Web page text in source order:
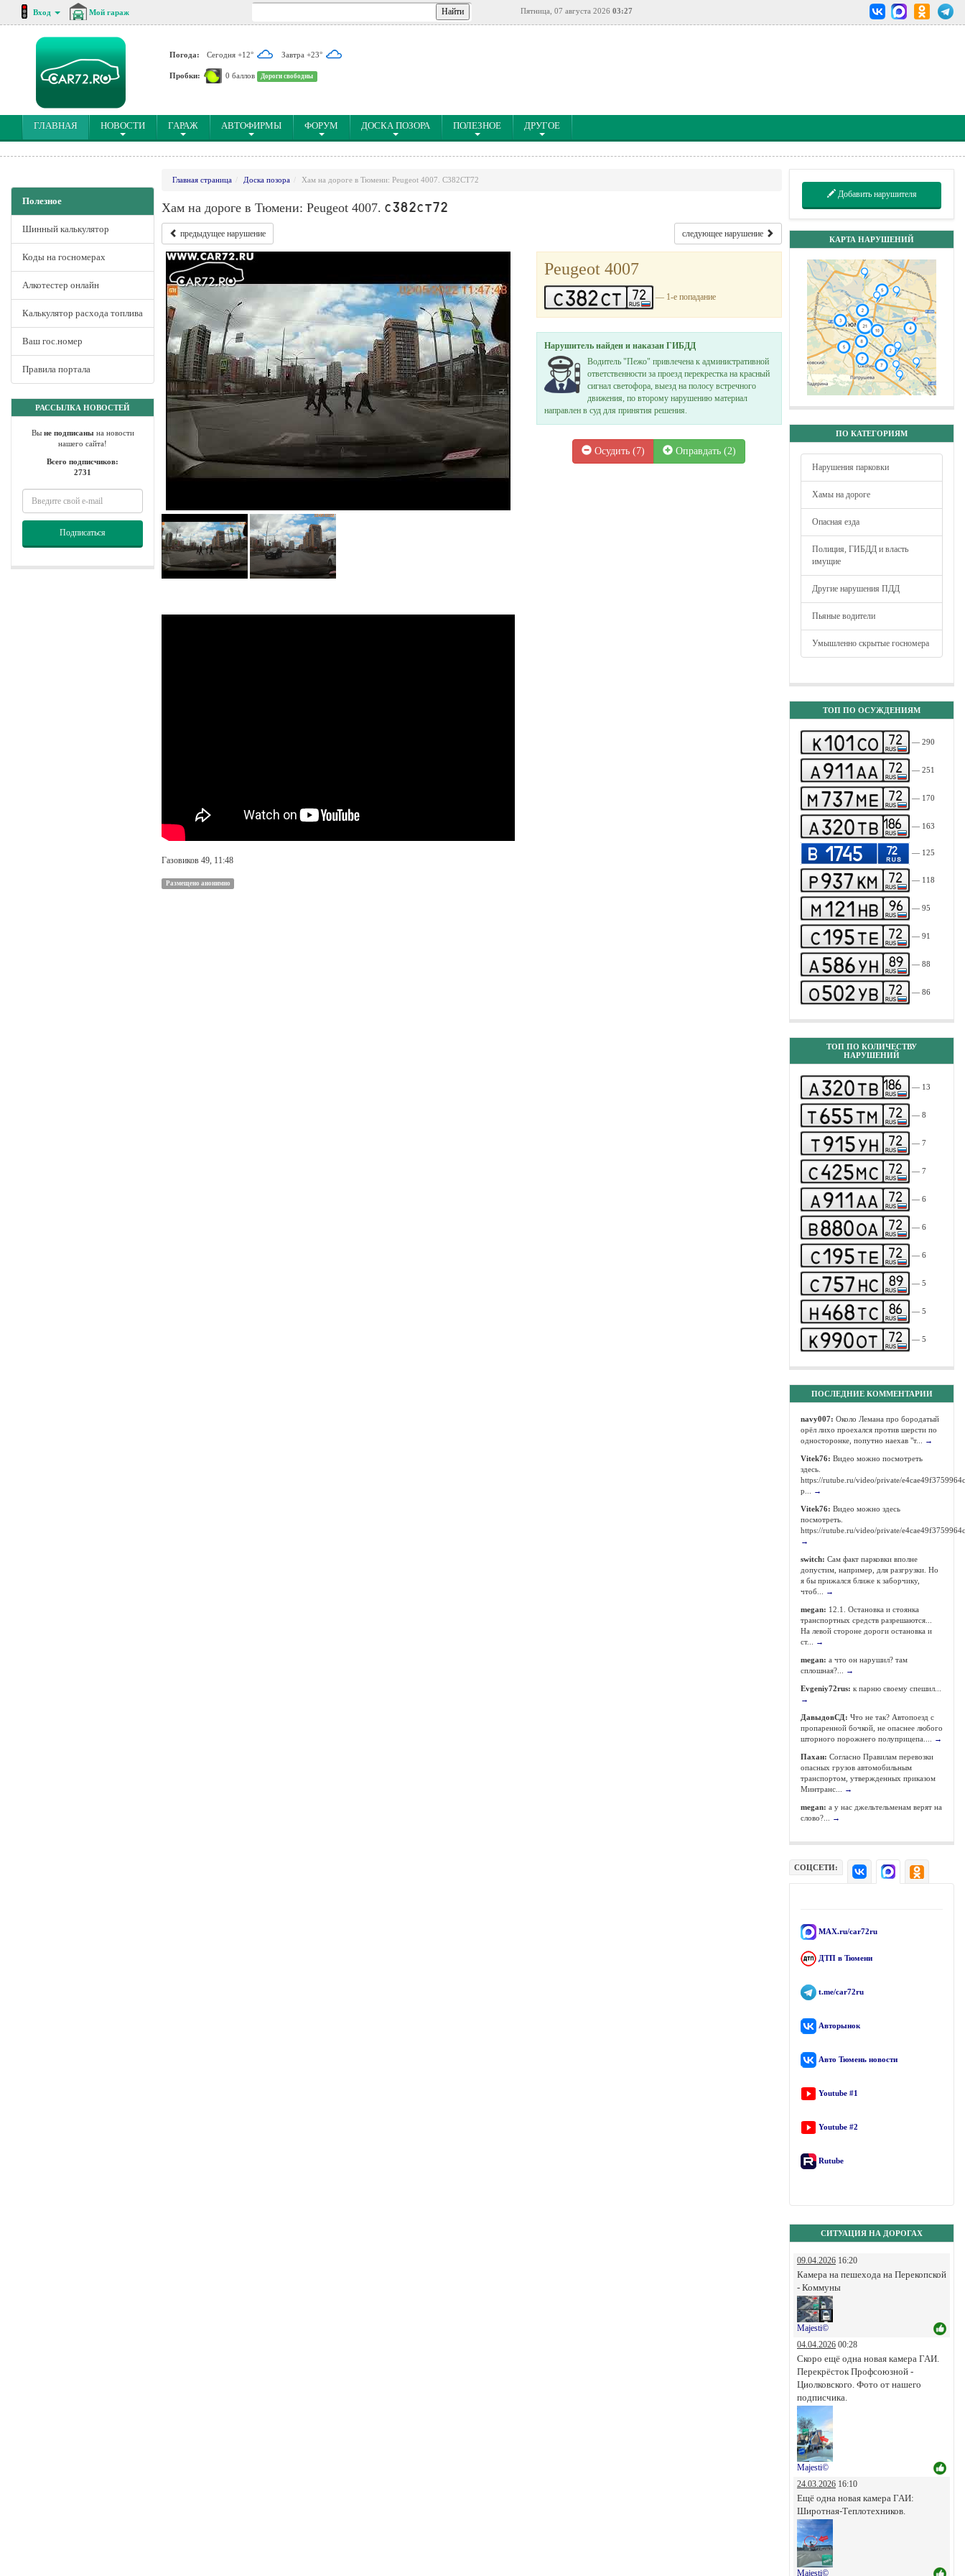
Вход Мой гараж Пятница, 07 августа 2026 03:27
Погода: Сегодня +12° Завтра +23°
Пробки: 0 баллов Дороги свободны
ГЛАВНАЯ(CURRENT)
НОВОСТИ ГАРАЖ АВТОФИРМЫ ФОРУМ ДОСКА ПОЗОРА ПОЛЕЗНОЕ ДРУГОЕ
Полезное
Шинный калькулятор
Коды на госномерах
Алкотестер онлайн
Калькулятор расхода топлива
Ваш гос.номер
Правила портала
РАССЫЛКА НОВОСТЕЙ
Вы не подписанына новости
нашего сайта!
Всего подписчиков:
2731
Подписаться
Добавить нарушителя
КАРТА НАРУШЕНИЙ
ПО КАТЕГОРИЯМ
Нарушения парковки
Хамы на дороге
Опасная езда
Полиция, ГИБДД и власть
имущие
Другие нарушения ПДД
Пьяные водители
Умышленно скрытые госномера
ТОП ПО ОСУЖДЕНИЯМ
— 290
— 251
— 170
— 163
— 125
— 118
— 95
— 91
— 88
— 86
ТОП ПО КОЛИЧЕСТВУ
НАРУШЕНИЙ
— 13
— 8
— 7
— 7
— 6
— 6
— 6
— 5
— 5
— 5
ПОСЛЕДНИЕ КОММЕНТАРИИ
navy007: Около Лемана про бородатый
орёл лихо проехался против шерсти по
односторонке, попутно наехав "т...
→
Vitek76: Видео можно посмотреть
здесь.
https://rutube.ru/video/private/
p...
→
Vitek76: Видео можно здесь
посмотреть.
https://rutube.ru/video/private/
→
switch: Сам факт парковки вполне
допустим, например, для разгрузки. Но
я бы прижался ближе к заборчику,
чтоб...
→
megan: 12.1. Остановка и стоянка
транспортных средств разрешаются...
На левой стороне дороги остановка и
ст...
→
megan: а что он нарушил? там
сплошная?...
→
Evgeniy72rus: к парню своему спешил...
→
ДавыдовСД: Что не так? Автопоезд с
пропаренной бочкой, не опаснее любого
шторного порожнего полуприцепа....
→
Пахан: Согласно Правилам перевозки
опасных грузов автомобильным
транспортом, утвержденных приказом
Минтранс...
→
megan: а у нас джельтельменам верят на
слово?...
→
СОЦСЕТИ:
MAX.ru/car72ru
ДТП в Тюмени
t.me/car72ru
Авторынок
Авто Тюмень новости
Youtube #1
Youtube #2
Rutube
СИТУАЦИЯ НА ДОРОГАХ
09.04.2026 16:20
Камера на пешехода на Перекопской
- Коммуны
Majesti©
04.04.2026 00:28
Скоро ещё одна новая камера ГАИ.
Перекрёсток Профсоюзной -
Циолковского. Фото от нашего
подписчика.
Majesti©
24.03.2026 16:10
Ещё одна новая камера ГАИ:
Широтная-Теплотехников.
Majesti©
Главная страница Доска позора Хам на дороге в Тюмени: Peugeot 4007. C382CT72
Хам на дороге в Тюмени: Peugeot 4007. C382CT72
предыдущее нарушение следующее нарушение
Peugeot 4007
— 1-е попадание
Нарушитель найден и наказан ГИБДД
Водитель "Пежо" привлечена к административной
ответственности за проезд перекрестка на красный
сигнал светофора, выезд на полосу встречного
движения, по второму нарушению материал
направлен в суд для принятия решения.
Осудить (7) Оправдать (2)
Газовиков 49, 11:48
Размещено анонимно